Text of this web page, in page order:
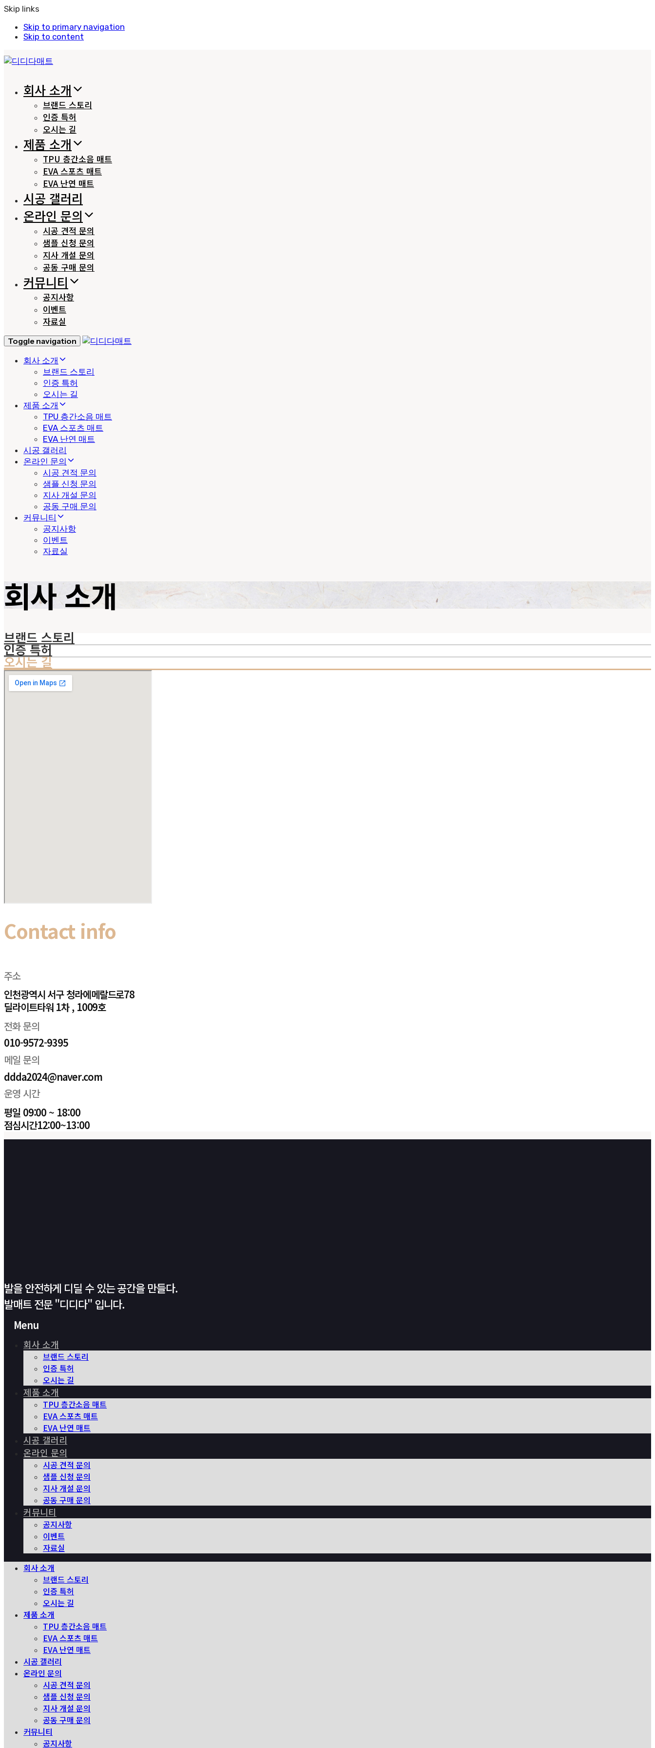
Skip links
Skip to primary navigation
Skip to content
회사 소개
브랜드 스토리
인증 특허
오시는 길
제품 소개
TPU 층간소음 매트
EVA 스포츠 매트
EVA 난연 매트
시공 갤러리
온라인 문의
시공 견적 문의
샘플 신청 문의
지사 개설 문의
공동 구매 문의
커뮤니티
공지사항
이벤트
자료실
Toggle navigation
회사 소개
브랜드 스토리
인증 특허
오시는 길
제품 소개
TPU 층간소음 매트
EVA 스포츠 매트
EVA 난연 매트
시공 갤러리
온라인 문의
시공 견적 문의
샘플 신청 문의
지사 개설 문의
공동 구매 문의
커뮤니티
공지사항
이벤트
자료실
회사 소개
브랜드 스토리
인증 특허
오시는 길
Contact info
주소
인천광역시 서구 청라에메랄드로78
딜라이트타워 1차 , 1009호
전화 문의
010-9572-9395
메일 문의
ddda2024@naver.com
운영 시간
평일 09:00 ~ 18:00
점심시간12:00~13:00
발을 안전하게 디딜 수 있는 공간을 만들다.
발매트 전문 "디디다" 입니다.
Menu
회사 소개
브랜드 스토리
인증 특허
오시는 길
제품 소개
TPU 층간소음 매트
EVA 스포츠 매트
EVA 난연 매트
시공 갤러리
온라인 문의
시공 견적 문의
샘플 신청 문의
지사 개설 문의
공동 구매 문의
커뮤니티
공지사항
이벤트
자료실
회사 소개
브랜드 스토리
인증 특허
오시는 길
제품 소개
TPU 층간소음 매트
EVA 스포츠 매트
EVA 난연 매트
시공 갤러리
온라인 문의
시공 견적 문의
샘플 신청 문의
지사 개설 문의
공동 구매 문의
커뮤니티
공지사항